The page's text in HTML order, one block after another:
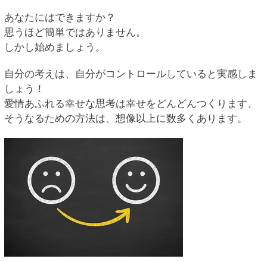
あなたにはできますか？
思うほど簡単ではありません。
しかし始めましょう。
自分の考えは、自分がコントロールしていると実感しま
しょう！
愛情あふれる幸せな思考は幸せをどんどんつくります、
そうなるための方法は、想像以上に数多くあります。